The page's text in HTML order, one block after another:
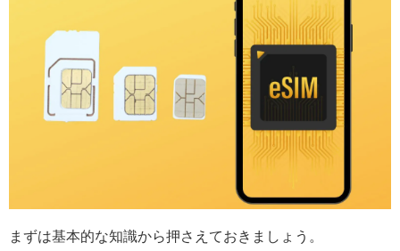
まずは基本的な知識から押さえておきましょう。